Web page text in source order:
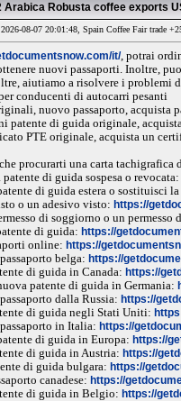
Arabica Robusta coffee exports
08-07 20:01:48, Spain Coffee Fair trade
it/, potrai
nuovi passaporti. Inoltre,
aiutiamo a risolvere i problemi
conducenti di autocarri pesanti
nuovo passaporto, acquista
patente di guida originale,
PTE originale, acquista un
procurarti una carta
patente di guida sospesa o revocata:
di guida estera o sostituisci
o un adesivo visto: https://
di soggiorno o un
di guida: https://
online: https://
belga: https://
di guida in Canada: https://
patente di guida in Germania:
dalla Russia: https://
di guida negli Stati Uniti:
in Italia: https://
di guida in Europa: https://
di guida in Austria: https://
di guida bulgara: https://
canadese: https://
di guida in Belgio: https://